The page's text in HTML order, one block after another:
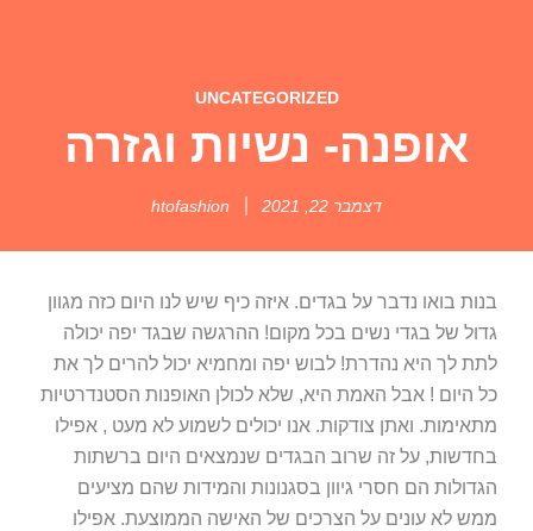
UNCATEGORIZED
אופנה- נשיות וגזרה
דצמבר 22, 2021 htofashion
בנות בואו נדבר על בגדים. איזה כיף שיש לנו היום כזה מגוון
גדול של בגדי נשים בכל מקום! ההרגשה שבגד יפה יכולה
לתת לך היא נהדרת! לבוש יפה ומחמיא יכול להרים לך את
כל היום ! אבל האמת היא, שלא לכולן האופנות הסטנדרטיות
מתאימות. ואתן צודקות. אנו יכולים לשמוע לא מעט , אפילו
בחדשות, על זה שרוב הבגדים שנמצאים היום ברשתות
הגדולות הם חסרי גיוון בסגנונות והמידות שהם מציעים
ממש לא עונים על הצרכים של האישה הממוצעת. אפילו